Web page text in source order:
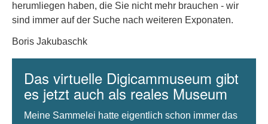
herumliegen haben, die Sie nicht mehr brauchen - wir
sind immer auf der Suche nach weiteren Exponaten.
Boris Jakubaschk
Das virtuelle Digicammuseum gibt
es jetzt auch als reales Museum
Meine Sammelei hatte eigentlich schon immer das